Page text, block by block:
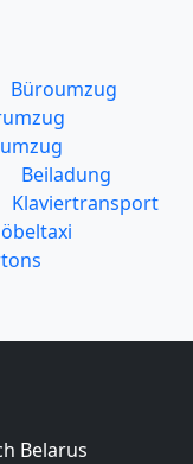
Büroumzug
Beiladung
Klaviertransport
Belarus